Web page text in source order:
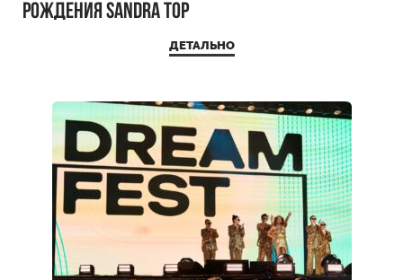
рождения Sandra Top
ДЕТАЛЬНО